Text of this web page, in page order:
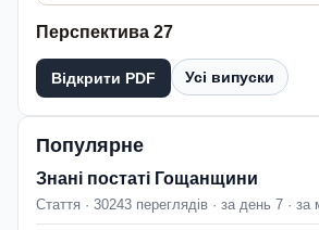
Перспектива 27
Відкрити PDF Усі випуски
Популярне
Знані постаті Гощанщини
Стаття · 30243 переглядів · за день 7 · за